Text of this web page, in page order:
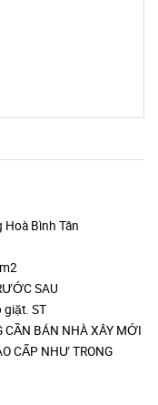
Bình Tân
SAU
giặt. ST
CẦN BÁN NHÀ XÂY MỚI
CẤP NHƯ TRONG